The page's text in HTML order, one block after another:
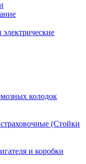
колодок
(Стойки
и коробки